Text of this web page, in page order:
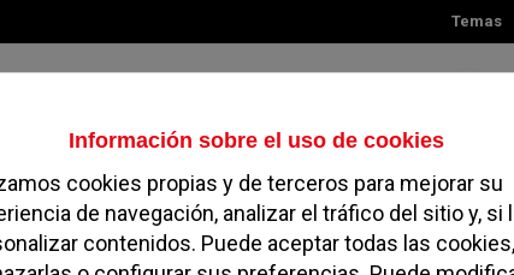
Temas
Jueves, 06 de agosto de 2026
MADRID NOROESTE SOCIEDAD MAGAZINE SERVICIOS